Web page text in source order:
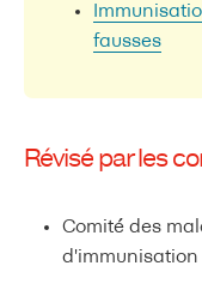
fausses
Révisé par les
Comité des
d'immunisation